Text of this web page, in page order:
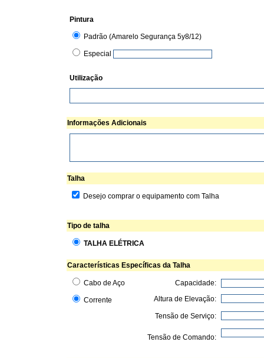
Pintura
Padrão (Amarelo Segurança 5y8/12)
Especial
Utilização
Informações Adicionais
Talha
Desejo comprar o equipamento com Talha
Tipo de talha
TALHA ELÉTRICA
Características Específicas da Talha
Cabo de Aço Capacidade:
Corrente Altura de Elevação:
Tensão de Serviço:
Tensão de Comando: